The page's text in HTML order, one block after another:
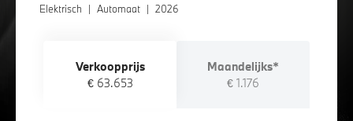
Elektrisch | Automaat | 2026
Verkoopprijs
€ 63.653
Maandelijks*
€ 1.176